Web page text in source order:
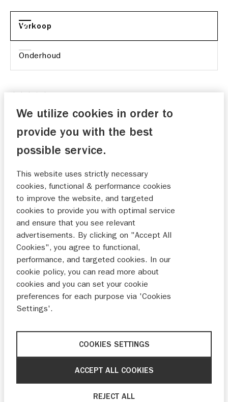
Verkoop
Onderhoud
Blij met aanschaf van onze nieuwe Suzuki Swift!!
Castelijns
prettige en inhoudsvolle ervaring bij aanschaf
Mevr. Willekens
20-11-2025
Ik ben erg positief!
Mevr. Joosten
12-11-2025
Enigste minpuntje, al die emails die verstuurd
worden. Vooral de laatste vonden we een beetje
kinderachtig met: "nog 1 nachtje slapen" enz. 4-5
rest top geholpen, blij met aankoop
We utilize cookies in order to
provide you with the best
possible service.
This website uses strictly necessary
cookies, functional & performance cookies
to improve the website, and targeted
cookies to provide you with optimal service
and ensure that you see relevant
advertisements. By clicking on "Accept All
Cookies", you agree to functional,
performance, and targeted cookies. In our
cookie policy, you can read more about
cookies and you can set your cookie
preferences for each purpose via 'Cookies
Settings'.
COOKIES SETTINGS
REJECT ALL
ACCEPT ALL COOKIES